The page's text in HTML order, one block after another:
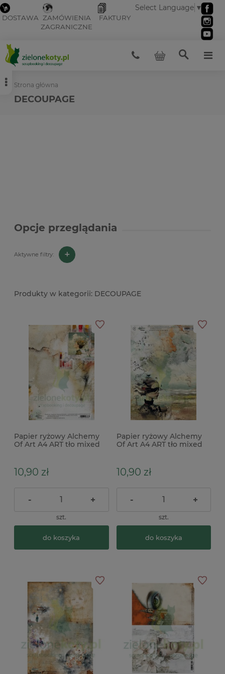
DOSTAWA ZAMÓWIENIA
ZAGRANICZNE
FAKTURY
Select Language ▼
Strona główna
DECOUPAGE
Opcje przeglądania
Aktywne filtry: +
DECOUPAGE
Papier ryżowy Alchemy
Of Art A4 ART tło mixed
10,90 zł
- +
szt.
do koszyka
Papier ryżowy Alchemy
Of Art A4 ART tło mixed
10,90 zł
- +
szt.
do koszyka